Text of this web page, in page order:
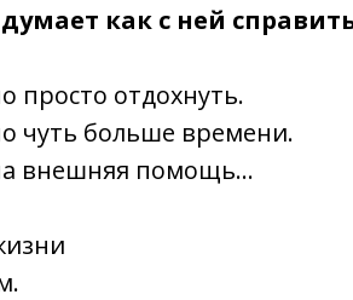
как с ней
просто отдохнуть.
чуть больше времени.
внешняя помощь…